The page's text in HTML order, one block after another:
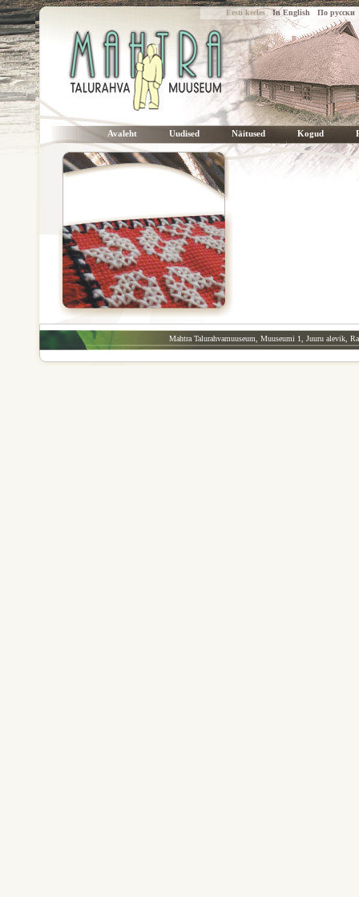
Avaleht Uudised Näitused Kogud
Mahtra Talurahvamuuseum, Muuseumi 1, Juuru alevik,
Eesti keelesIn English По русски